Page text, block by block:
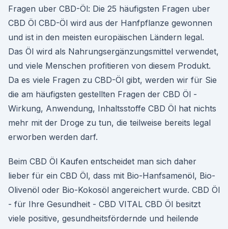
Fragen uber CBD-Öl: Die 25 häufigsten Fragen uber
CBD Öl CBD-Öl wird aus der Hanfpflanze gewonnen
und ist in den meisten europäischen Ländern legal.
Das Öl wird als Nahrungsergänzungsmittel verwendet,
und viele Menschen profitieren von diesem Produkt.
Da es viele Fragen zu CBD-Öl gibt, werden wir für Sie
die am häufigsten gestellten Fragen der CBD Öl -
Wirkung, Anwendung, Inhaltsstoffe CBD Öl hat nichts
mehr mit der Droge zu tun, die teilweise bereits legal
erworben werden darf.
Beim CBD Öl Kaufen entscheidet man sich daher
lieber für ein CBD Öl, dass mit Bio-Hanfsamenöl, Bio-
Olivenöl oder Bio-Kokosöl angereichert wurde. CBD Öl
- für Ihre Gesundheit - CBD VITAL CBD Öl besitzt
viele positive, gesundheitsfördernde und heilende